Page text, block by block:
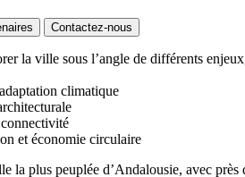
Contactez-nous
la ville sous l’angle de différents
climatique
et économie circulaire
la plus peuplée d’Andalousie, avec